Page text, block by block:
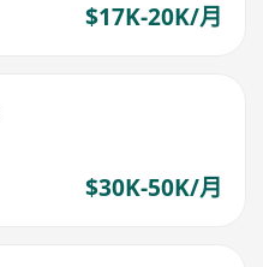
$17K-20K/月
$30K-50K/月